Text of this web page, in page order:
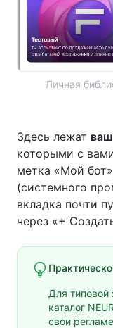
Личная
Здесь лежат
которыми с
метка «Мой
(системного
вкладка почти
через «+
Для типовой
каталог
свои